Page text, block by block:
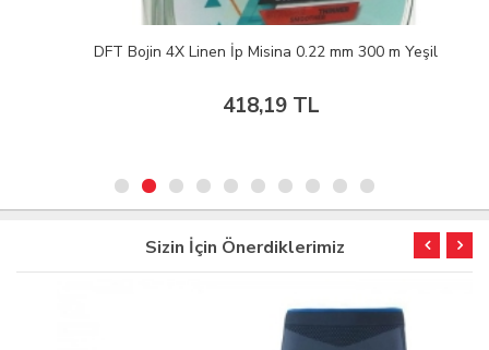
DFT Bojin 4X Linen İp Misina 0.22 mm 300 m Yeşil
418,19 TL
Sizin İçin Önerdiklerimiz